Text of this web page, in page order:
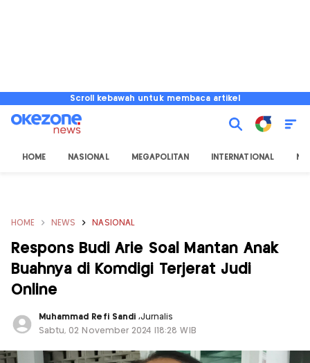
Scroll kebawah untuk membaca artikel
HOME NASIONAL MEGAPOLITAN INTERNATIONAL
HOME NEWS NASIONAL
Respons Budi Arie Soal Mantan Anak
Buahnya di Komdigi Terjerat Judi
Online
Muhammad Refi Sandi ,Jurnalis
Sabtu, 02 November 2024 |18:28 WIB